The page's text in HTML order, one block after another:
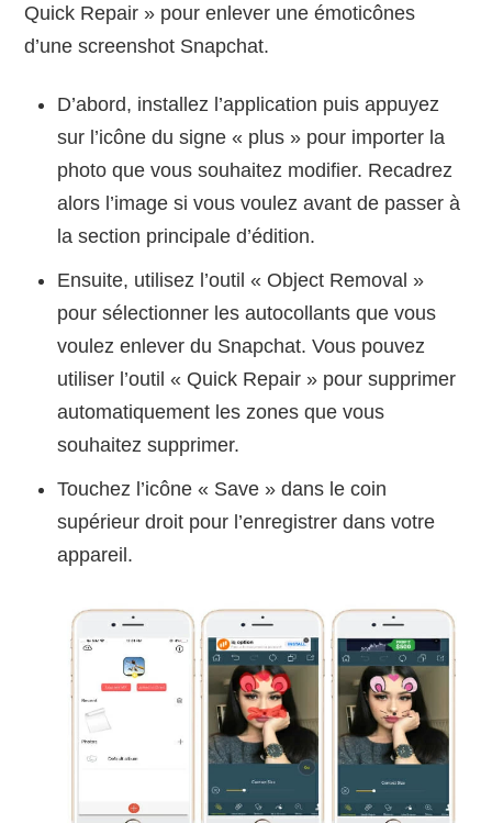
Quick Repair » pour enlever une émoticônes
d’une screenshot Snapchat.
D’abord, installez l’application puis appuyez
sur l’icône du signe « plus » pour importer la
photo que vous souhaitez modifier. Recadrez
alors l’image si vous voulez avant de passer à
la section principale d’édition.
Ensuite, utilisez l’outil « Object Removal »
pour sélectionner les autocollants que vous
voulez enlever du Snapchat. Vous pouvez
utiliser l’outil « Quick Repair » pour supprimer
automatiquement les zones que vous
souhaitez supprimer.
Touchez l’icône « Save » dans le coin
supérieur droit pour l’enregistrer dans votre
appareil.